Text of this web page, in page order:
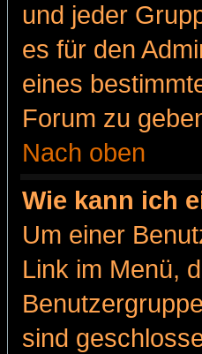
und jeder
es für den
eines
Forum zu
Nach oben
Wie kann ich
Um einer
Link im Menü,
sind